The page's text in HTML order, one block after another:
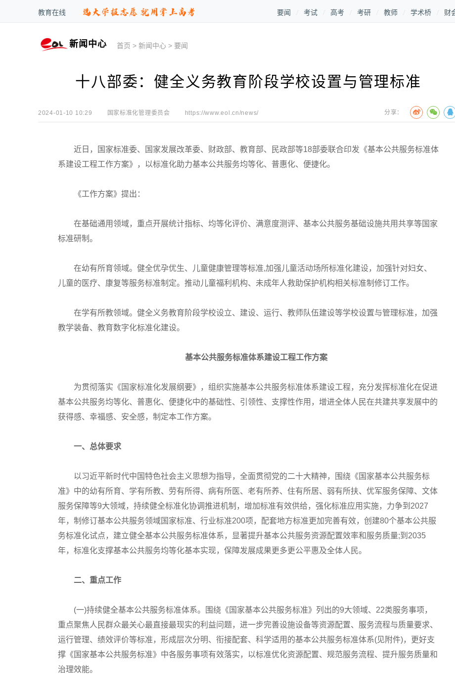
教育在线 要闻 考试 高考 考研 教师 学术桥 财
新闻中心 首页 >新闻中心 > 要闻
十八部委：健全义务教育阶段学校设置与管理标准
2024-01-10 10:29 国家标准化管理委员会 https://www.eol.cn/news/ 分享：
近日，国家标准委、国家发展改革委、财政部、教育部、民政部等18部委联合印发《基本公共服务标准体
系建设工程工作方案》，以标准化助力基本公共服务均等化、普惠化、便捷化。
《工作方案》提出：
在基础通用领域，重点开展统计指标、均等化评价、满意度测评、基本公共服务基础设施共用共享等国家
标准研制。
在幼有所育领域。健全优孕优生、儿童健康管理等标准,加强儿童活动场所标准化建设，加强针对妇女、
儿童的医疗、康复等服务标准制定。推动儿童福利机构、未成年人救助保护机构相关标准制修订工作。
在学有所教领域。健全义务教育阶段学校设立、建设、运行、教师队伍建设等学校设置与管理标准，加强
教学装备、教育数字化标准化建设。
基本公共服务标准体系建设工程工作方案
为贯彻落实《国家标准化发展纲要》，组织实施基本公共服务标准体系建设工程，充分发挥标准化在促进
基本公共服务均等化、普惠化、便捷化中的基础性、引领性、支撑性作用，增进全体人民在共建共享发展中的
获得感、幸福感、安全感，制定本工作方案。
一、总体要求
以习近平新时代中国特色社会主义思想为指导，全面贯彻党的二十大精神，围绕《国家基本公共服务标
准》中的幼有所育、学有所教、劳有所得、病有所医、老有所养、住有所居、弱有所扶、优军服务保障、文体
服务保障等9大领域，持续健全标准化协调推进机制，增加标准有效供给，强化标准应用实施，力争到2027
年，制修订基本公共服务领域国家标准、行业标准200项，配套地方标准更加完善有效，创建80个基本公共服
务标准化试点，建立健全基本公共服务标准体系，显著提升基本公共服务资源配置效率和服务质量;到2035
年，标准化支撑基本公共服务均等化基本实现，保障发展成果更多更公平惠及全体人民。
二、重点工作
(一)持续健全基本公共服务标准体系。围绕《国家基本公共服务标准》列出的9大领域、22类服务事项，
重点聚焦人民群众最关心最直接最现实的利益问题，进一步完善设施设备等资源配置、服务流程与质量要求、
运行管理、绩效评价等标准，形成层次分明、衔接配套、科学适用的基本公共服务标准体系(见附件)，更好支
撑《国家基本公共服务标准》中各服务事项有效落实，以标准优化资源配置、规范服务流程、提升服务质量和
治理效能。